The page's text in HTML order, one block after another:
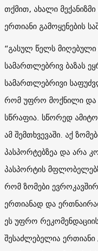
თქმით, ახალი
ერთიანი გამოყენების
“გასულ წელს მიღებული
სამართლებრივ ბაზას
სამართლებრივი
რომ უფრო მოქნილი
სწრაფია. სწორედ
ამ შემთხვევაში. აქ
პასპორტებზეა და არა
პასპორტის
რომ ზომები
ერთიანად და
ეს უფრო
შესაძლებელია